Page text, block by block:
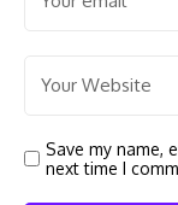
Save my name,
next time I